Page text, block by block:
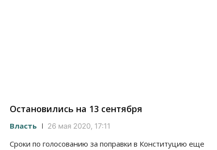
Остановились на 13 сентября
Власть 26 мая 2020, 17:11
Сроки по голосованию за поправки в Конституцию еще